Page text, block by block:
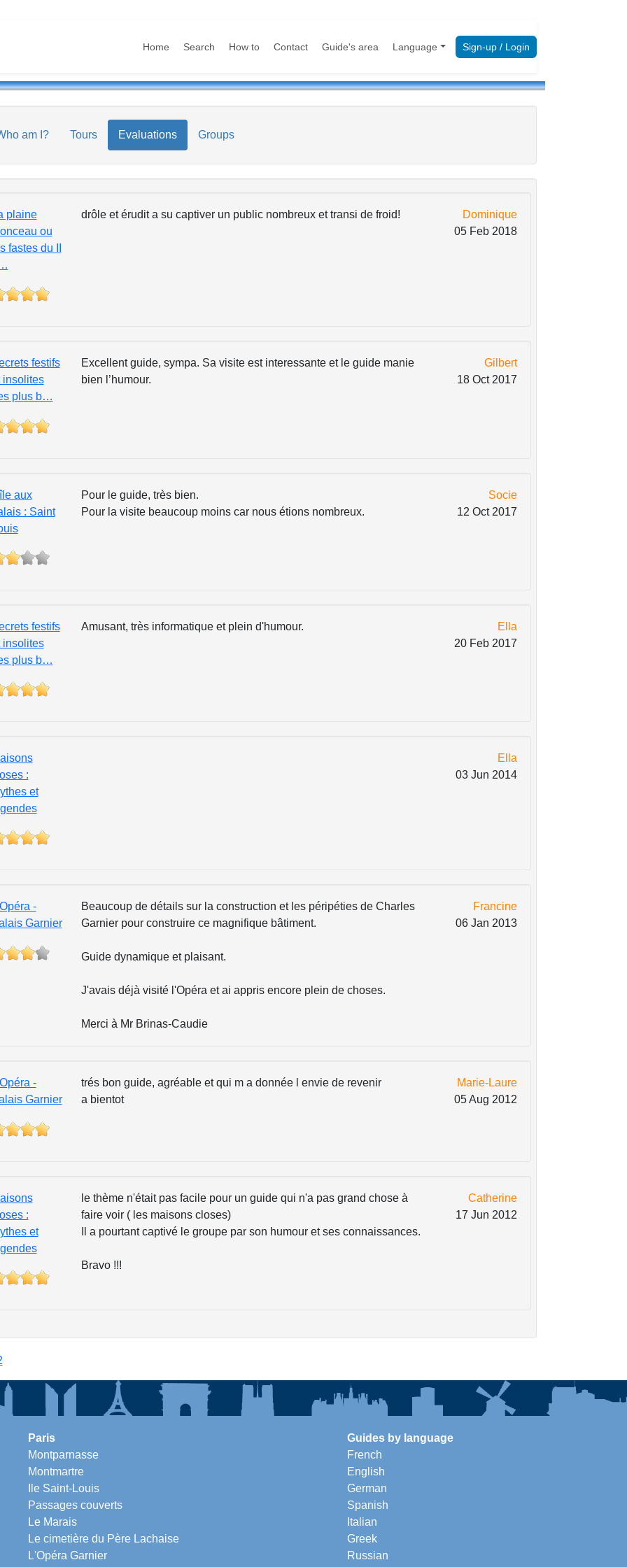
Home Search How to Contact Guide's area Language Sign-up / Login
am I? Tours Evaluations Groups
plaine
ou
fastes du II
drôle et érudit a su captiver un public nombreux et transi de froid!
Dominique
05 Feb 2018
festifs
insolites
plus b…
Excellent guide, sympa. Sa visite est interessante et le guide manie
bien l’humour.
Gilbert
18 Oct 2017
aux
: Saint
Pour le guide, très bien.
Pour la visite beaucoup moins car nous étions nombreux.
Socie
12 Oct 2017
festifs
insolites
plus b…
Amusant, très informatique et plein d'humour.
Ella
20 Feb 2017
:
et
Ella
03 Jun 2014
-
Garnier
Beaucoup de détails sur la construction et les péripéties de Charles
Garnier pour construire ce magnifique bâtiment.
Guide dynamique et plaisant.
J'avais déjà visité l'Opéra et ai appris encore plein de choses.
Merci à Mr Brinas-Caudie
Francine
06 Jan 2013
-
Garnier
trés bon guide, agréable et qui m a donnée l envie de revenir
a bientot
Marie-Laure
05 Aug 2012
:
et
le thème n'était pas facile pour un guide qui n'a pas grand chose à
faire voir ( les maisons closes)
Il a pourtant captivé le groupe par son humour et ses connaissances.
Bravo !!!
Catherine
17 Jun 2012
Paris
Montparnasse
Montmartre
Ile Saint-Louis
Passages couverts
Le Marais
Le cimetière du Père Lachaise
L'Opéra Garnier
Guides by language
French
English
German
Spanish
Italian
Greek
Russian